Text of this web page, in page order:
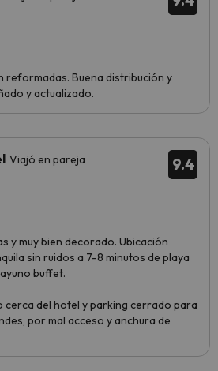
reformadas. Buena distribución y
y actualizado.
9.4
Viajó en pareja
y muy bien decorado. Ubicación
sin ruidos a 7-8 minutos de playa
buffet.
cerca del hotel y parking cerrado para
por mal acceso y anchura de